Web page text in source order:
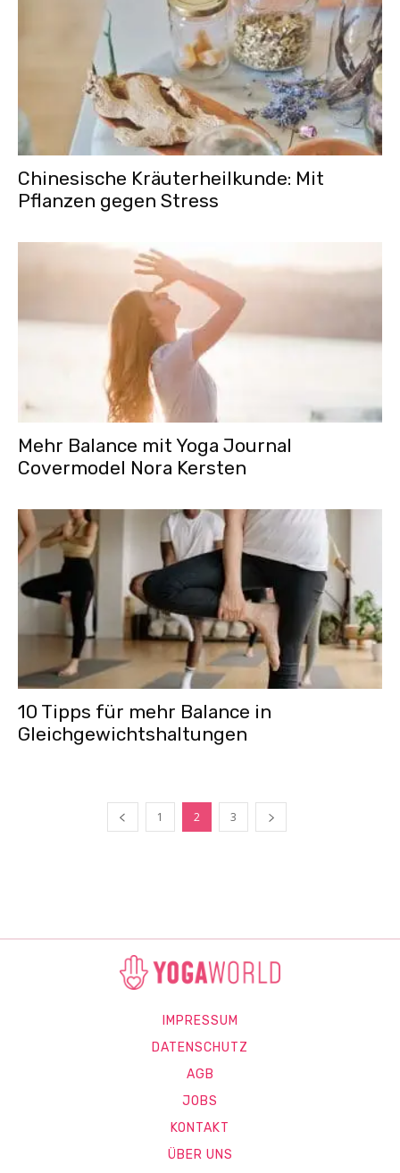
Chinesische Kräuterheilkunde: Mit
Pflanzen gegen Stress
Mehr Balance mit Yoga Journal
Covermodel Nora Kersten
10 Tipps für mehr Balance in
Gleichgewichtshaltungen
1 2 3
IMPRESSUM
DATENSCHUTZ
AGB
JOBS
KONTAKT
ÜBER UNS